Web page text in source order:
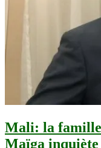
Mali: la famille
Maïga inquiète